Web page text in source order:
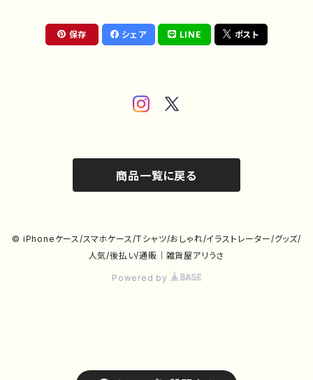
保存 シェア LINE ポスト
商品一覧に戻る
© iPhoneケース/スマホケース/Tシャツ/おしゃれ/イラストレーター/グッズ/
人気/後払い/通販｜雑貨屋アリうさ
Powered by